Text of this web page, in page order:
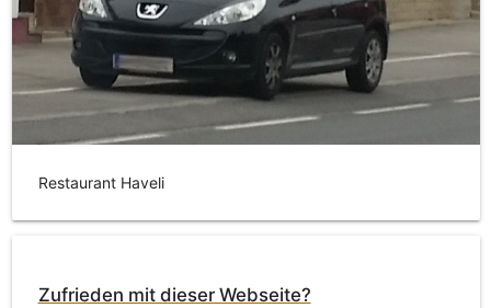
Restaurant Haveli
Zufrieden mit dieser Webseite?